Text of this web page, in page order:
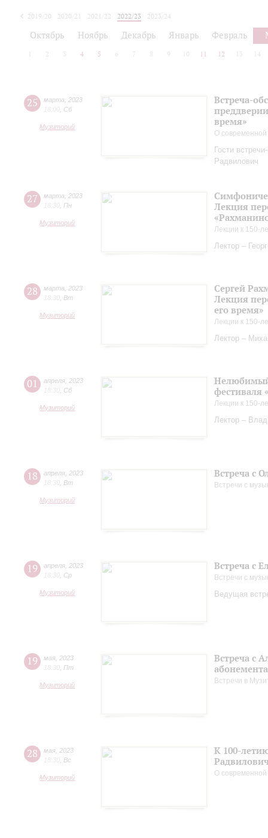
2019/20 2020/21 2021/22 2022/23
2023/24
Октябрь Ноябрь Декабрь Январь Февраль
2 3 4 5 6 7 8 9 10 11 12 13 14
25 марта
2023
18:00 Сб
Музиторий
Встреча-
время»
О
Гости
Радвилович
27 марта
2023
18:30 Пн
Музиторий
Лекция
Лекции к 150-
Лектор –
28 марта
2023
18:30 Вт
Музиторий
Сергей
Лекция
его время»
Лекции к 150-
Лектор –
01 апреля 2023
18:30 Сб
Музиторий
фестиваля
Лекции к 150-
Лектор –
18 апреля 2023
18:30 Вт
Музиторий
Встреча с
Встречи с
19 апреля 2023
18:30 Ср
Музиторий
Встреча с
Встречи с
Ведущая
19 мая 2023
18:30 Пт
Музиторий
Встреча с
Встречи в
28 мая 2023
18:30 Вс
Музиторий
К 100-
О